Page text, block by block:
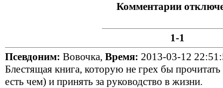
Комментарии
1-1
Псевдоним: Вовочка, Время: 2013-03-12
Блестящая книга, которую не грех бы
есть чем) и принять за руководство в жизни.